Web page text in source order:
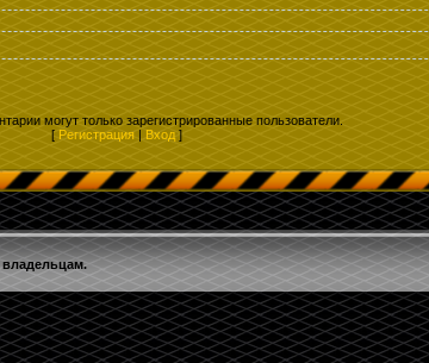
могут только зарегистрированные пользователи.
[ Регистрация | Вход ]
владельцам.